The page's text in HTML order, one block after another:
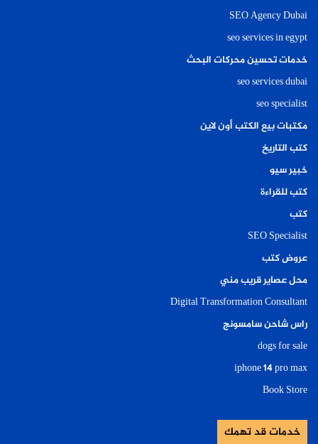
SEO Agency Dubai
seo services in egypt
خدمات تحسين محركات البحث
seo services dubai
seo specialist
مكتبات بيع الكتب أون لاين
كتب التاريخ
خبير سيو
كتب للقراءة
كتب
SEO Specialist
عروض كتب
محل عصاير قريب مني
Digital Transformation Consultant
راس شاحن سامسونج
dogs for sale
iphone 14 pro max
Book Store
خدمات قد تهمك